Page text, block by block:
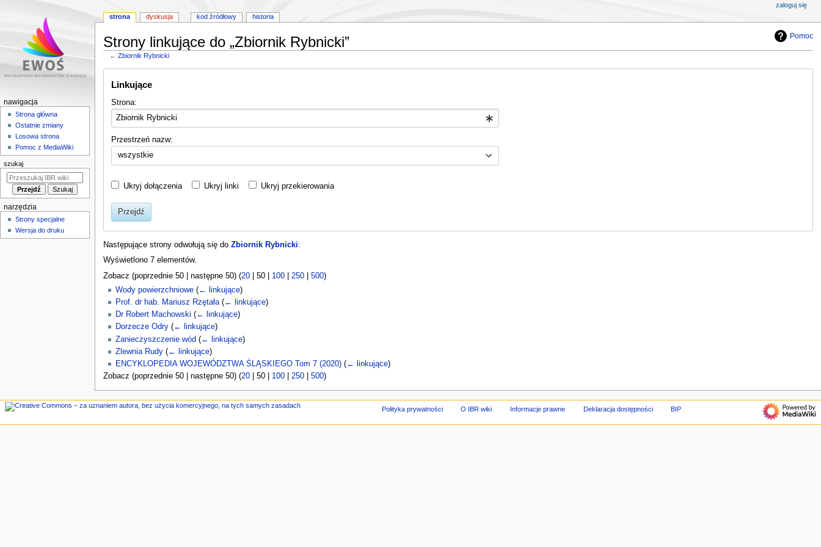
Pomoc
Strony linkujące do „Zbiornik Rybnicki”
←Zbiornik Rybnicki
Linkujące
Strona:
Przestrzeń nazw:
wszystkie
Ukryj dołączenia Ukryj linki Ukryj przekierowania
Przejdź
Następujące strony odwołują się do Zbiornik Rybnicki:
Wyświetlono 7 elementów.
Zobacz (poprzednie 50| następne 50) (20| 50| 100| 250| 500)
Wody powierzchniowe (← linkujące)
Prof. dr hab. Mariusz Rzętała (← linkujące)
Dr Robert Machowski (← linkujące)
Dorzecze Odry (← linkujące)
Zanieczyszczenie wód (← linkujące)
Zlewnia Rudy (← linkujące)
ENCYKLOPEDIA WOJEWÓDZTWA ŚLĄSKIEGO Tom 7 (2020) (← linkujące)
Zobacz (poprzednie 50| następne 50) (20| 50| 100| 250| 500)
M
n
a
w
i
g
c
strona dyskusja kod źródłowy historia
zaloguj się
nawigacja
Strona główna
Ostatnie zmiany
Losowa strona
Pomoc z MediaWiki
szukaj
narzędzia
Strony specjalne
Wersja do druku
Polityka prywatności O IBR wiki Informacje prawne Deklaracja dostępności BIP